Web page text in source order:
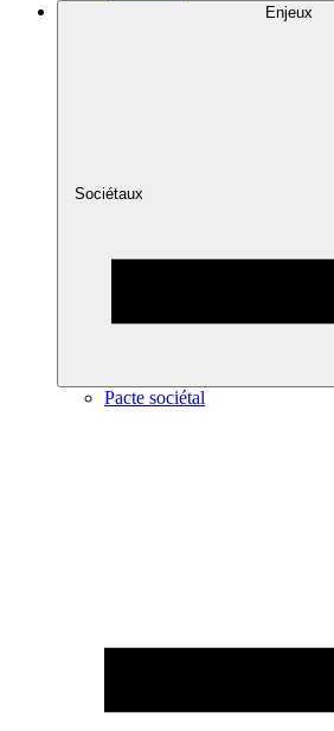
Enjeux
Sociétaux
Pacte sociétal